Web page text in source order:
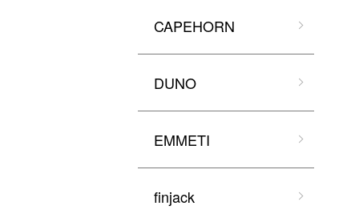
CAPEHORN
DUNO
EMMETI
finjack